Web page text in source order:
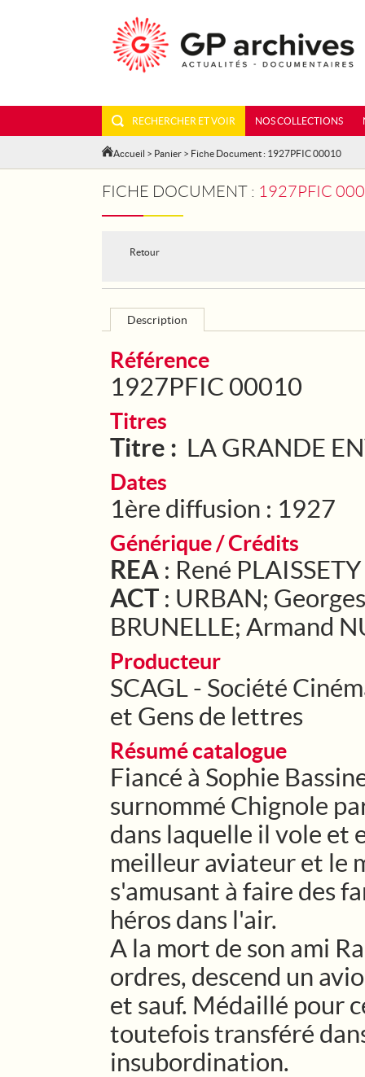
RECHERCHER ET VOIR NOS COLLECTIONS
Accueil > Panier > Fiche Document : 1927PFIC 00010
FICHE DOCUMENT : 1927PFIC
Retour
Description
Référence
1927PFIC 00010
Titres
Titre : LA GRANDE
Dates
1ère diffusion : 1927
Générique / Crédits
REA : René PLAISSETY
ACT : URBAN;
BRUNELLE; Armand
Producteur
SCAGL - Société
et Gens de lettres
Résumé catalogue
Fiancé à Sophie
surnommé Chignole
dans laquelle il vole et
meilleur aviateur et le
s'amusant à faire des
héros dans l'air.
A la mort de son ami
ordres, descend un
et sauf. Médaillé pour
toutefois transféré
insubordination.